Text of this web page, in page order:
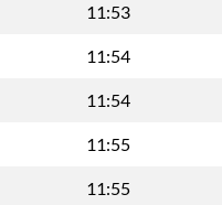
11:53
11:54
11:54
11:55
11:55